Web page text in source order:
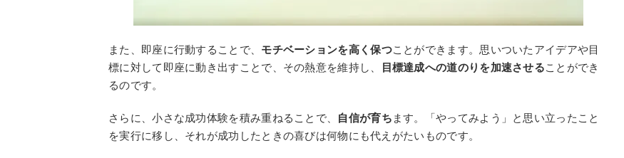
また、即座に行動することで、 モチベーションを高く保つことができます。思いついたアイデアや目
標に対して即座に動き出すことで、その熱意を維持し、
目標達成への道のりを加速させることができ
るのです。
さらに、小さな成功体験を積み重ねることで、 自信が育ち ます。「やってみよう」と思い立ったこと
を実行に移し、それが成功したときの喜びは何物にも代えがたいものです。